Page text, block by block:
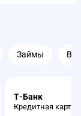
Займы
Т-Банк
Кредитная карта